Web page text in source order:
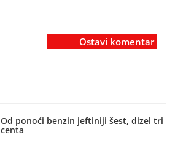
Ostavi komentar
Od ponoći benzin jeftiniji šest, dizel tri
centa